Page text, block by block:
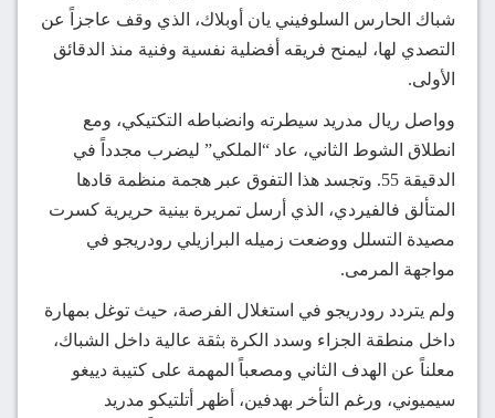
شباك الحارس السلوفيني يان أوبلاك، الذي وقف عاجزاً عن
التصدي لها، ليمنح فريقه أفضلية نفسية وفنية منذ الدقائق
الأولى.
وواصل ريال مدريد سيطرته وانضباطه التكتيكي، ومع
انطلاق الشوط الثاني، عاد “الملكي” ليضرب مجدداً في
الدقيقة 55. وتجسد هذا التفوق عبر هجمة منظمة قادها
المتألق فالفيردي، الذي أرسل تمريرة بينية حريرية كسرت
مصيدة التسلل ووضعت زميله البرازيلي رودريجو في
مواجهة المرمى.
ولم يتردد رودريجو في استغلال الفرصة، حيث توغل بمهارة
داخل منطقة الجزاء وسدد الكرة بثقة عالية داخل الشباك،
معلناً عن الهدف الثاني ومصعباً المهمة على كتيبة دييغو
سيميوني، ورغم التأخر بهدفين، أظهر أتلتيكو مدريد